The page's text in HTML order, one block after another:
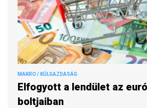
MAKRO / KÜLGAZDASÁG
Elfogyott a lendület az
boltjaiban